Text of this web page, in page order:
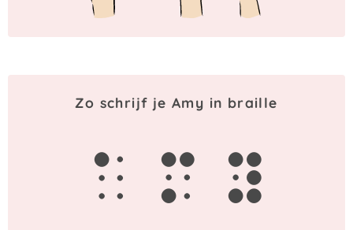
Zo schrijf je Amy in braille
a m y